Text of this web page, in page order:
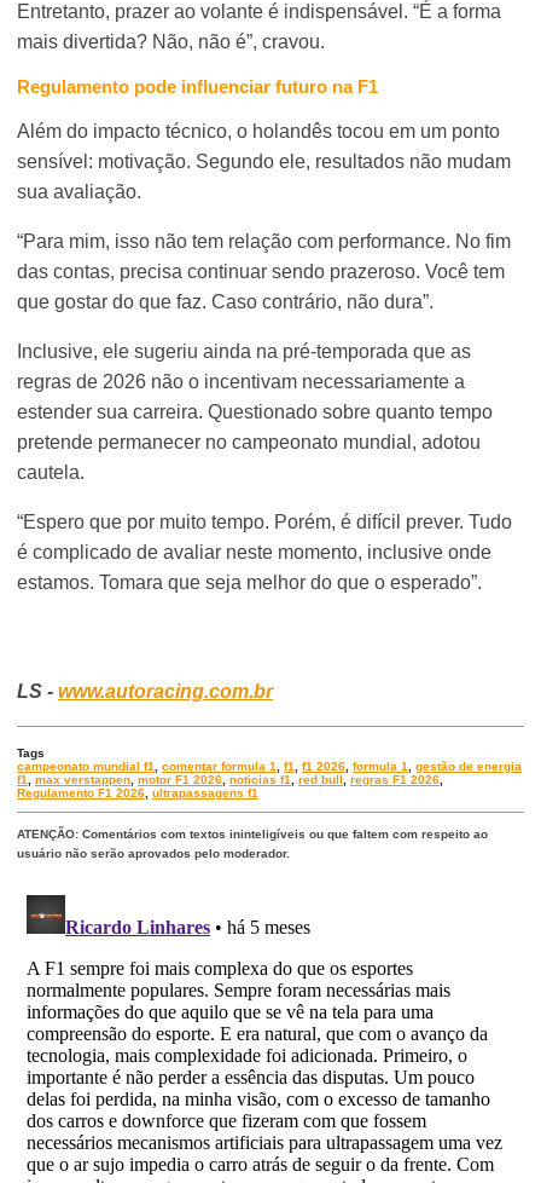
Entretanto, prazer ao volante é indispensável. “É a forma
mais divertida? Não, não é”, cravou.
Regulamento pode influenciar futuro na F1
Além do impacto técnico, o holandês tocou em um ponto
sensível: motivação. Segundo ele, resultados não mudam
sua avaliação.
“Para mim, isso não tem relação com performance. No fim
das contas, precisa continuar sendo prazeroso. Você tem
que gostar do que faz. Caso contrário, não dura”.
Inclusive, ele sugeriu ainda na pré-temporada que as
regras de 2026 não o incentivam necessariamente a
estender sua carreira. Questionado sobre quanto tempo
pretende permanecer no campeonato mundial, adotou
cautela.
“Espero que por muito tempo. Porém, é difícil prever. Tudo
é complicado de avaliar neste momento, inclusive onde
estamos. Tomara que seja melhor do que o esperado”.
LS -www.autoracing.com.br
Tags
campeonato mundial f1,comentar formula 1,f1,f1 2026,formula 1,gestão de energia
f1,max verstappen,motor F1 2026,noticias f1,red bull,regras F1 2026,
Regulamento F1 2026,ultrapassagens f1
ATENÇÃO: Comentários com textos ininteligíveis ou que faltem com respeito ao
usuário não serão aprovados pelo moderador.